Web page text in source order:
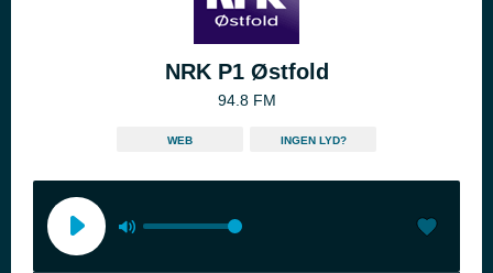
NRK P1 Østfold
94.8 FM
WEB INGEN LYD?